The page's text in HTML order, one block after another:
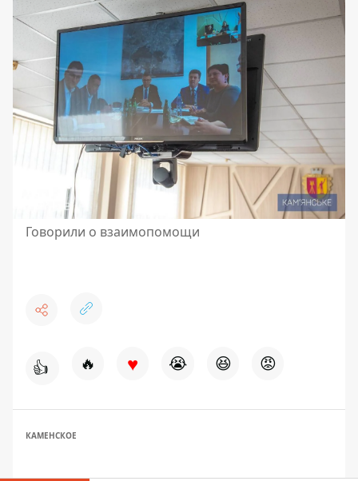
Говорили о взаимопомощи
👍 🔥 ♥ 😭 😆 😡
КАМЕНСКОЕ